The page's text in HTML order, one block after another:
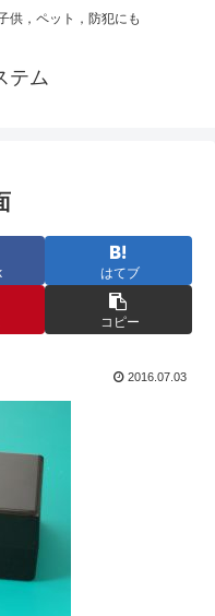
供，ペット，防犯にも
テム
はてブ
コピー
2016.07.03